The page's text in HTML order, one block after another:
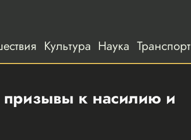
Культура Наука Транспорт
призывы к насилию и